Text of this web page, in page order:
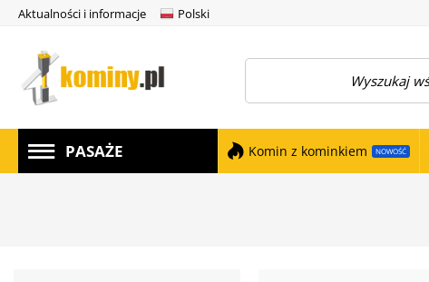
Aktualności i informacje Polski
PASAŻE Komin z kominkiem NOWOŚĆ
menu